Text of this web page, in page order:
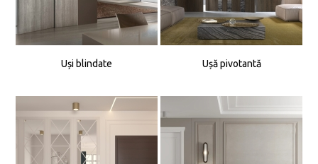
Uși blindate Ușă pivotantă